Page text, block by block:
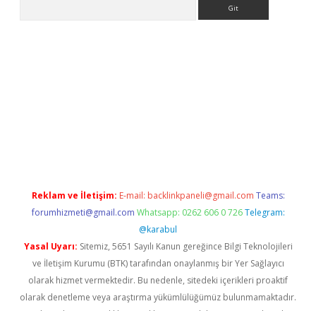
Reklam ve İletişim: E-mail: backlinkpaneli@gmail.com Teams:
forumhizmeti@gmail.com Whatsapp: 0262 606 0 726 Telegram:
@karabul
Yasal Uyarı: Sitemiz, 5651 Sayılı Kanun gereğince Bilgi Teknolojileri
ve İletişim Kurumu (BTK) tarafından onaylanmış bir Yer Sağlayıcı
olarak hizmet vermektedir. Bu nedenle, sitedeki içerikleri proaktif
olarak denetleme veya araştırma yükümlülüğümüz bulunmamaktadır.